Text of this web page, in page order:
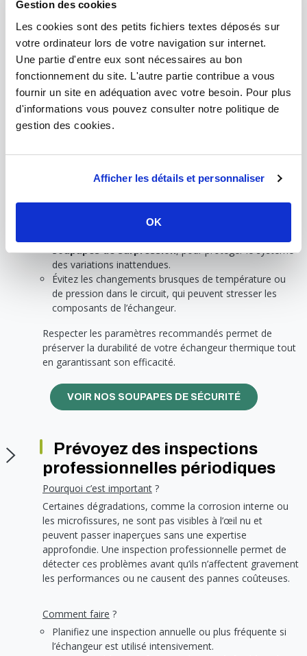
Gestion des cookies
Les cookies sont des petits fichiers textes déposés sur
votre ordinateur lors de votre navigation sur internet.
Une partie d'entre eux sont nécessaires au bon
fonctionnement du site. L'autre partie contribue a vous
fournir un site en adéquation avec votre besoin. Pour plus
d'informations vous pouvez consulter notre politique de
gestion des cookies.
Afficher les détails et personnaliser
OK
Maintenez une pression et une
température adaptées
Pourquoi c’est important?
Un mauvais réglage de la pression ou de la température
peut endommager l’échangeur thermique. Une pression
trop élevée peut déformer les plaques ou fragiliser les
joints, tandis qu’une température excessive peut
Comment faire?
les limites de pression et de température adaptées à
soupapes de surpression, pour protéger le système
des variations inattendues.
Évitez les changements brusques de température ou
de pression dans le circuit, qui peuvent stresser les
composants de l’échangeur.
Respecter les paramètres recommandés permet de
préserver la durabilité de votre échangeur thermique tout
en garantissant son efficacité.
VOIR NOS SOUPAPES DE SÉCURITÉ
Prévoyez des inspections
professionnelles périodiques
Pourquoi c’est important ?
Certaines dégradations, comme la corrosion interne ou
les microfissures, ne sont pas visibles à l’œil nu et
peuvent passer inaperçues sans une expertise
approfondie. Une inspection professionnelle permet de
détecter ces problèmes avant qu’ils n’affectent gravement
les performances ou ne causent des pannes coûteuses.
Comment faire ?
Planifiez une inspection annuelle ou plus fréquente si
l’échangeur est utilisé intensivement.